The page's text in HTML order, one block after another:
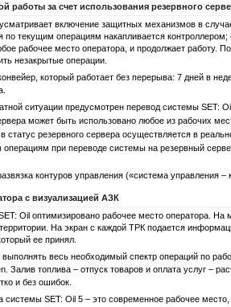
работы за счет использования резервного
включение защитных механизмов в
текущим операциям накапливается контроллером;
рабочее место оператора, и продолжает работу.
незакрытые операции.
который работает без перерыва: 7 дней в
ситуации предусмотрен перевод системы SET:
может быть использовано любое из рабочих
статус резервного сервера осуществляется в
при переводе системы на резервный
контуров управления («система управления
с визуализацией АЗК
Oil оптимизировано рабочее место оператора. На
На экран с каждой ТРК подается
ее принял.
весь необходимый спектр операций по
Залив топлива – отпуск товаров и оплата услуг –
и без ошибок.
системы SET: Oil 5 – это современное рабочее